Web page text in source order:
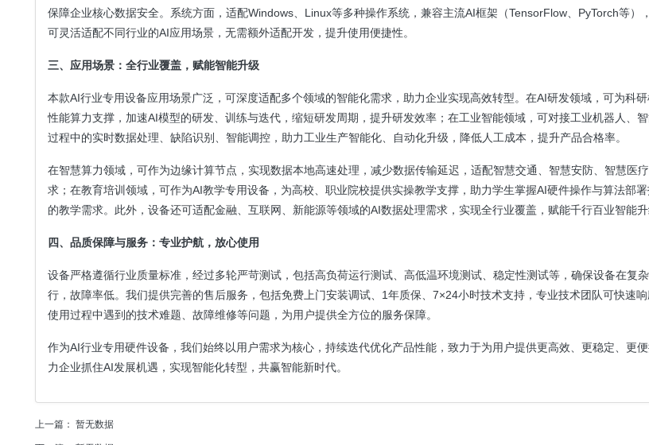
保障企业核心数据安全。系统方面，适配Windows、Linux等多种操作系统，兼容主流AI框架（TensorFlow、PyTorch等）
可灵活适配不同行业的AI应用场景，无需额外适配开发，提升使用便捷性。
三、应用场景：全行业覆盖，赋能智能升级
本款AI行业专用设备应用场景广泛，可深度适配多个领域的智能化需求，助力企业实现高效转型。在AI研发领域，可为科
性能算力支撑，加速AI模型的研发、训练与迭代，缩短研发周期，提升研发效率；在工业智能领域，可对接工业机器人、
过程中的实时数据处理、缺陷识别、智能调控，助力工业生产智能化、自动化升级，降低人工成本，提升产品合格率。
在智慧算力领域，可作为边缘计算节点，实现数据本地高速处理，减少数据传输延迟，适配智慧交通、智慧安防、智慧医
求；在教育培训领域，可作为AI教学专用设备，为高校、职业院校提供实操教学支撑，助力学生掌握AI硬件操作与算法部
的教学需求。此外，设备还可适配金融、互联网、新能源等领域的AI数据处理需求，实现全行业覆盖，赋能千行百业智能升
四、品质保障与服务：专业护航，放心使用
设备严格遵循行业质量标准，经过多轮严苛测试，包括高负荷运行测试、高低温环境测试、稳定性测试等，确保设备在复
行，故障率低。我们提供完善的售后服务，包括免费上门安装调试、1年质保、7×24小时技术支持，专业技术团队可快速
使用过程中遇到的技术难题、故障维修等问题，为用户提供全方位的服务保障。
作为AI行业专用硬件设备，我们始终以用户需求为核心，持续迭代优化产品性能，致力于为用户提供更高效、更稳定、更
力企业抓住AI发展机遇，实现智能化转型，共赢智能新时代。
上一篇： 暂无数据